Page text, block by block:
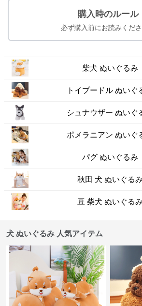
購入時のルール
必ず購入前にお読みくださ
柴犬 ぬいぐるみ
トイプードル ぬいぐ
シュナウザー ぬいぐ
ポメラニアン ぬいぐ
パグ ぬいぐるみ
秋田 犬 ぬいぐるみ
豆 柴犬 ぬいぐるみ
犬 ぬいぐるみ 人気アイテム